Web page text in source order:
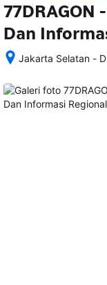
77DRAGON
Dan
Jakarta Selatan -
memesan,
semua